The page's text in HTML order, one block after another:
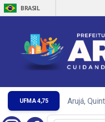
BRASIL
UFMA 4,75 Arujá,